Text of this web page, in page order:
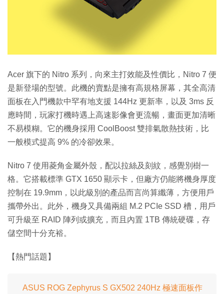
Acer 旗下的 Nitro 系列，向來主打效能及性價比，Nitro 7 便
是新登場的型號。此機的賣點是擁有高規格屏幕，其全高清
面板在入門機款中罕有地支援 144Hz 更新率，以及 3ms 反
應時間，玩家打機時遇上高速影像會更流暢，畫面更加清晰
不易模糊。它的機身採用 CoolBoost 雙排氣散熱技術，比
一般模式提高 9% 的冷卻效果。
Nitro 7 使用菱角金屬外殼，配以拉絲及刻紋，感覺別樹一
格。它搭載標準 GTX 1650 顯示卡，但廠方仍能將機身厚度
控制在 19.9mm，以此級別的產品而言尚算纖薄，方便用戶
攜帶外出。此外，機身又具備兩組 M.2 PCIe SSD 槽，用戶
可升級至 RAID 陣列或擴充，而且內置 1TB 傳統硬碟，存
儲空間十分充裕。
【熱門話題】
ASUS ROG Zephyrus S GX502 240Hz 極速面板作